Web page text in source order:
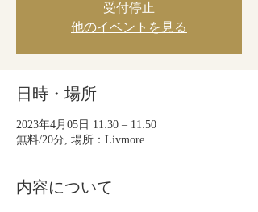
受付停止
他のイベントを見る
日時・場所
2023年4月05日 11:30 – 11:50
無料/20分, 場所：Livmore
内容について